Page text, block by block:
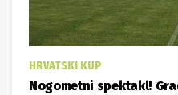
HRVATSKI KUP
Nogometni spektakl!